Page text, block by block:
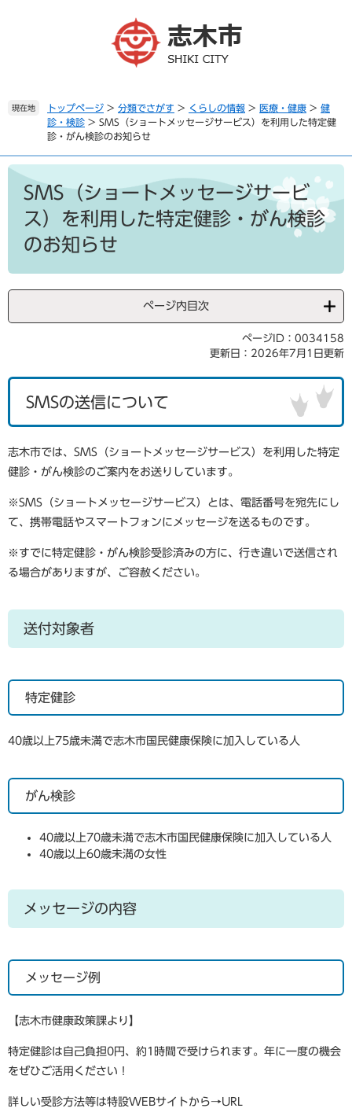
本
現在地 トップページ > 分類でさがす > くらしの情報 > 医療・健康 > 健
診・検診 > SMS（ショートメッセージサービス）を利用した特定健
診・がん検診のお知らせ
本
SMS（ショートメッセージサービ
ス）を利用した特定健診・がん検診
のお知らせ
ページ内目次
ページID：0034158
更新日：2026年7月1日更新
SMSの送信について
志木市では、SMS（ショートメッセージサービス）を利用した特定
健診・がん検診のご案内をお送りしています。
※SMS（ショートメッセージサービス）とは、電話番号を宛先にし
て、携帯電話やスマートフォンにメッセージを送るものです。
※すでに特定健診・がん検診受診済みの方に、行き違いで送信され
る場合がありますが、ご容赦ください。
送付対象者
特定健診
40歳以上75歳未満で志木市国民健康保険に加入している人
がん検診
40歳以上70歳未満で志木市国民健康保険に加入している人
40歳以上60歳未満の女性
メッセージの内容
メッセージ例
【志木市健康政策課より】
特定健診は自己負担0円、約1時間で受けられます。年に一度の機会
をぜひご活用ください！
詳しい受診方法等は特設WEBサイトから→URL